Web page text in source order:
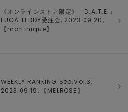
《オンラインストア限定》「D.A.T.E.」
FUGA TEDDY受注会, 2023.09.20,
【 martinique】
WEEKLY RANKING Sep.Vol.3,
2023.09.19, 【 MELROSE 】